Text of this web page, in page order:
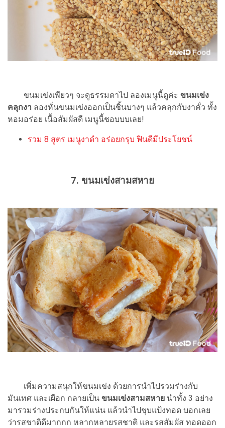
ขนมเข่งเพียวๆ จะดูธรรมดาไป ลองเมนูนี้ดูค่ะ ขนมเข่ง
คลุกงา ลองหั่นขนมเข่งออกเป็นชิ้นบางๆ แล้วคลุกกับงาคั่ว ทั้ง
หอมอร่อย เนื้อสัมผัสดี เมนูนี้ชอบบบเลย!
รวม 8 สูตร เมนูงาดำ อร่อยกรุบ ฟินดีมีประโยชน์
7. ขนมเข่งสามสหาย
เพิ่มความสนุกให้ขนมเข่ง ด้วยการนำไปรวมร่างกับ
มันเทศ และเผือก กลายเป็น ขนมเข่งสามสหาย นำทั้ง 3 อย่าง
มารวมร่างประกบกันให้แน่น แล้วนำไปชุบแป้งทอด บอกเลย
ว่ารสชาติดีมากกก หลากหลายรสชาติ และรสสัมผัส ทอดออก